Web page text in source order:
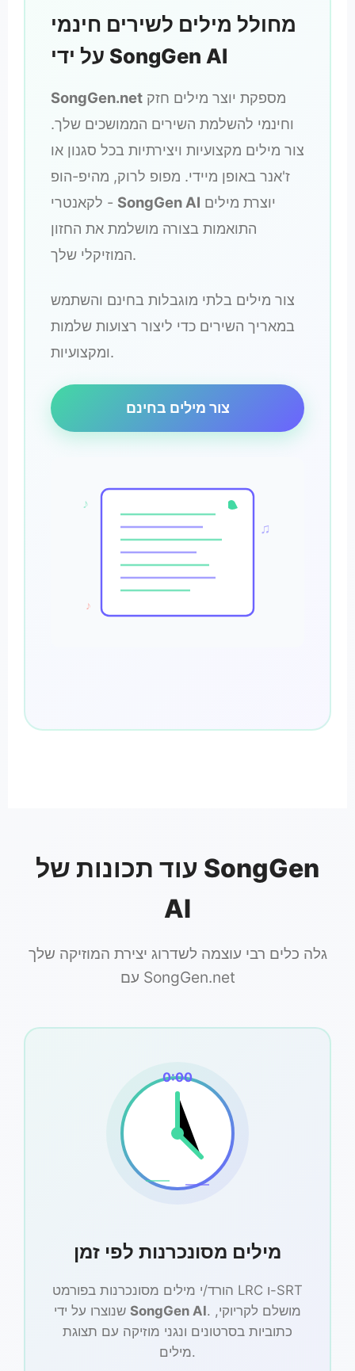
מחולל מילים לשירים חינמי
על ידי SongGen AI
SongGen.net
וחינמי להשלמת השירים הממושכים שלך.
צור מילים מקצועיות ויצירתיות בכל סגנון או
ז'אנר באופן מיידי. מפופ לרוק, מהיפ-הופ
לקאנטרי - SongGen AI
התואמות בצורה מושלמת את החזון
המוזיקלי שלך.
צור מילים בלתי מוגבלות בחינם והשתמש
במאריך השירים כדי ליצור רצועות שלמות
ומקצועיות.
צור מילים בחינם
♪
♫
♪
עוד תכונות של SongGen
AI
גלה כלים רבי עוצמה לשדרוג יצירת המוזיקה שלך
עם SongGen.net
0:00
מילים מסונכרנות לפי זמן
הורד/י מילים מסונכרנות בפורמט LRC ו-SRT
SongGen AI. מושלם לקריוקי,
כתוביות בסרטונים ונגני מוזיקה עם תצוגת
מילים.